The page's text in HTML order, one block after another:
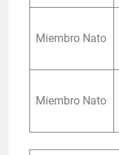
Miembro Nato
Miembro Nato